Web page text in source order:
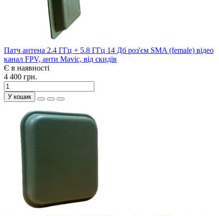
Патч антена 2.4 ГГц + 5.8 ГГц 14 Дб роз'єм SMA (female) відео
канал FPV, анти Mavic, від скидів
Є в наявності
4 400 грн.
У кошик